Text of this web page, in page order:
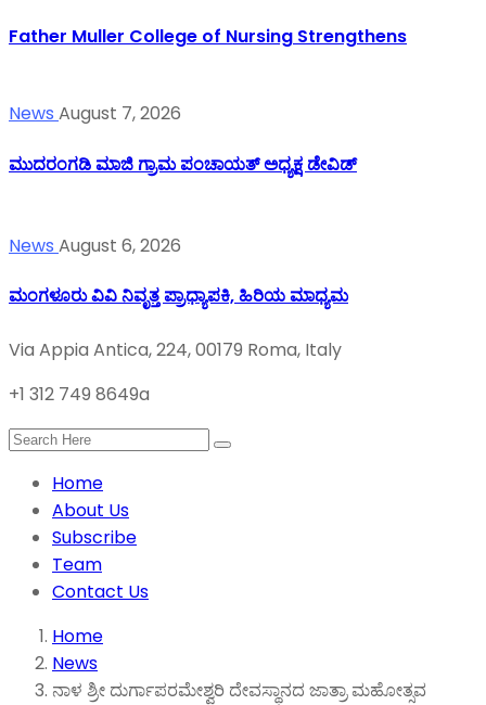
Father Muller College of Nursing Strengthens
News August 7, 2026
ಮುದರಂಗಡಿ ಮಾಜಿ ಗ್ರಾಮ ಪಂಚಾಯತ್ ಅಧ್ಯಕ್ಷ ಡೇವಿಡ್
News August 6, 2026
ಮಂಗಳೂರು ವಿವಿ ನಿವೃತ್ತ ಪ್ರಾಧ್ಯಾಪಕಿ, ಹಿರಿಯ ಮಾಧ್ಯಮ
Via Appia Antica, 224, 00179 Roma, Italy
+1 312 749 8649a
Home
About Us
Subscribe
Team
Contact Us
Home
News
ನಾಳ ಶ್ರೀ ದುರ್ಗಾಪರಮೇಶ್ವರಿ ದೇವಸ್ಥಾನದ ಜಾತ್ರಾ ಮಹೋತ್ಸವ